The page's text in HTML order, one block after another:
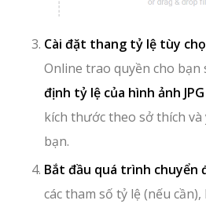
Cài đặt thang tỷ lệ tùy
Online trao quyền cho bạn
định tỷ lệ của hình ảnh
kích thước theo sở thích và
bạn.
Bắt đầu quá trình chuyển
các tham số tỷ lệ (nếu